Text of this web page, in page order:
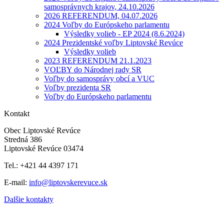
samosprávnych krajov, 24.10.2026
2026 REFERENDUM, 04.07.2026
2024 Voľby do Európskeho parlamentu
Výsledky volieb - EP 2024 (8.6.2024)
2024 Prezidentské voľby Liptovské Revúce
Výsledky volieb
2023 REFERENDUM 21.1.2023
VOĽBY do Národnej rady SR
Voľby do samosprávy obcí a VUC
Voľby prezidenta SR
Voľby do Európskeho parlamentu
Kontakt
Obec Liptovské Revúce
Stredná 386
Liptovské Revúce 03474
Tel.: +421 44 4397 171
E-mail: info@liptovskerevuce.sk
Dalšie kontakty